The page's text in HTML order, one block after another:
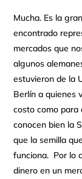
Mucha. Es la
encontrado
mercados que
algunos
estuvieron de la
Berlín a quienes
costo como para
conocen bien la
que la semilla
funciona. Por lo
dinero en un